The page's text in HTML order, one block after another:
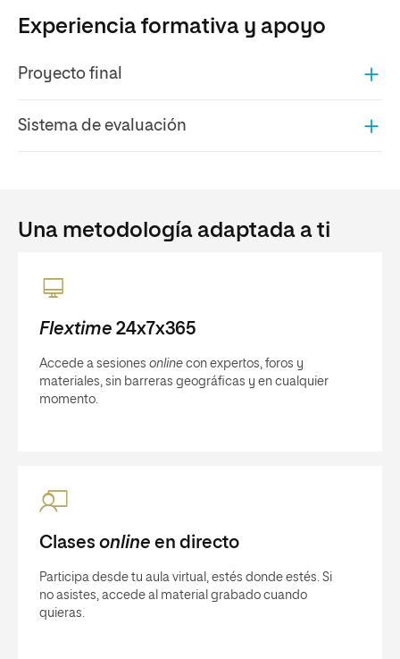
Experiencia formativa y apoyo
Proyecto final
Sistema de evaluación
Una metodología adaptada a ti
Flextime 24x7x365
Accede a sesiones online con expertos, foros y
materiales, sin barreras geográficas y en cualquier
momento.
Clases online en directo
Participa desde tu aula virtual, estés donde estés. Si
no asistes, accede al material grabado cuando
quieras.